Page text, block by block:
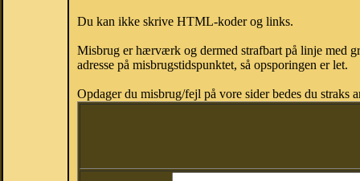
Du kan ikke skrive HTML-koder og links.
Misbrug er hærværk og dermed strafbart på linje med
adresse på misbrugstidspunktet, så opsporingen er let.
Opdager du misbrug/fejl på vore sider bedes du straks